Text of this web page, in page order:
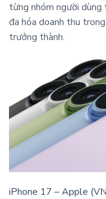
từng nhóm người dùng
đa hóa doanh thu
trưởng thành.
iPhone 17 – Apple